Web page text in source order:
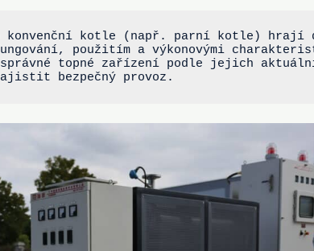
konvenční kotle (např. parní kotle) hrají
použitím a výkonovými
správné topné zařízení podle jejich
bezpečný provoz.